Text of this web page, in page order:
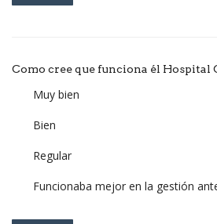
Como cree que funciona él Hospital
Muy bien
Bien
Regular
Funcionaba mejor en la gestión